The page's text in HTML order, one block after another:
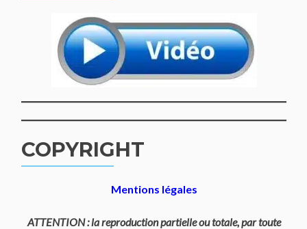
COPYRIGHT
Mentions légales
ATTENTION : la reproduction partielle ou totale, par toute